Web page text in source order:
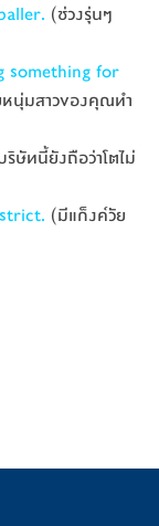
(ช่วงรุ่นๆ
something for
หนุ่มสาวของคุณทำ
ริษัทนี้ยังถือว่าโตไม่
(มีแก็งค์วัย